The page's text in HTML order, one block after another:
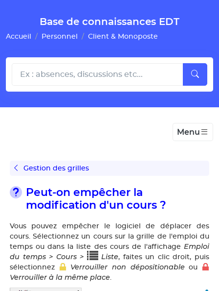
Base de connaissances EDT
Accueil Personnel Client & Monoposte
Menu
Gestion des grilles
Peut-on empêcher la
modification d'un cours ?
Vous pouvez empêcher le logiciel de déplacer des
cours. Sélectionnez un cours sur la grille de l'emploi du
temps ou dans la liste des cours de l'affichage Emploi
du temps > Cours >
Liste, faites un clic droit, puis
sélectionnez
Verrouiller non dépositionableou
Verrouiller à la même place